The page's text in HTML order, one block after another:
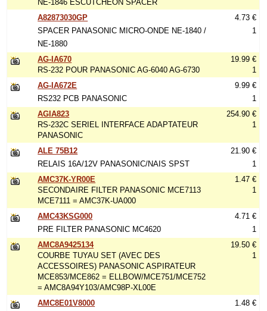
NE-1846 ESCUTCHEON SPACER
A82873030GP
SPACER PANASONIC MICRO-ONDE NE-1840 /
NE-1880
4.73 €
1
AG-IA670
RS-232 POUR PANASONIC AG-6040 AG-6730
19.99 €
1
AG-IA672E
RS232 PCB PANASONIC
9.99 €
1
AGIA823
RS-232C SERIEL INTERFACE ADAPTATEUR
PANASONIC
254.90 €
1
ALE 75B12
RELAIS 16A/12V PANASONIC/NAIS SPST
21.90 €
1
AMC37K-YR00E
SECONDAIRE FILTER PANASONIC MCE7113
MCE7111 = AMC37K-UA000
1.47 €
1
AMC43KSG000
PRE FILTER PANASONIC MC4620
4.71 €
1
AMC8A9425134
COURBE TUYAU SET (AVEC DES
ACCESSOIRES) PANASONIC ASPIRATEUR
MCE853/MCE862 = ELLBOW/MCE751/MCE752
= AMC8A94Y103/AMC98P-XL00E
19.50 €
1
AMC8E01V8000
1.48 €